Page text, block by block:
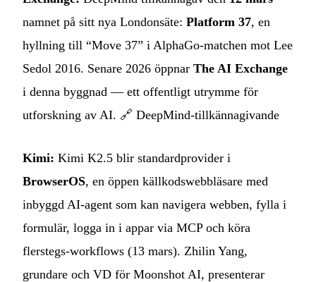
namnet på sitt nya Londonsäte: Platform 37, en
hyllning till “Move 37” i AlphaGo‑matchen mot Lee
Sedol 2016. Senare 2026 öppnar The AI Exchange
i denna byggnad — ett offentligt utrymme för
utforskning av AI. 🔗 DeepMind‑tillkännagivande
Kimi: Kimi K2.5 blir standardprovider i
BrowserOS, en öppen källkodswebbläsare med
inbyggd AI‑agent som kan navigera webben, fylla i
formulär, logga in i appar via MCP och köra
flerstegs‑workflows (13 mars). Zhilin Yang,
grundare och VD för Moonshot AI, presenterar